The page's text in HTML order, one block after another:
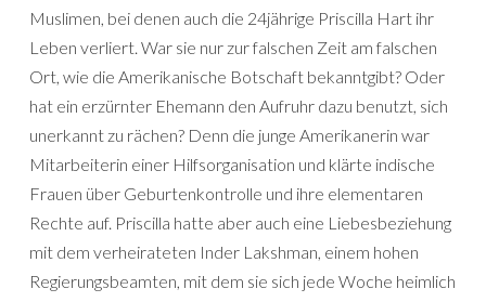
Muslimen, bei denen auch die 24jährige Priscilla Hart ihr
Leben verliert. War sie nur zur falschen Zeit am falschen
Ort, wie die Amerikanische Botschaft bekanntgibt? Oder
hat ein erzürnter Ehemann den Aufruhr dazu benutzt, sich
unerkannt zu rächen? Denn die junge Amerikanerin war
Mitarbeiterin einer Hilfsorganisation und klärte indische
Frauen über Geburtenkontrolle und ihre elementaren
Rechte auf. Priscilla hatte aber auch eine Liebesbeziehung
mit dem verheirateten Inder Lakshman, einem hohen
Regierungsbeamten, mit dem sie sich jede Woche heimlich